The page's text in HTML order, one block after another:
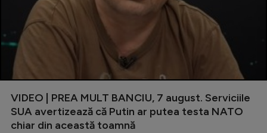
VIDEO | PREA MULT BANCIU, 7 august. Serviciile
SUA avertizează că Putin ar putea testa NATO
chiar din această toamnă